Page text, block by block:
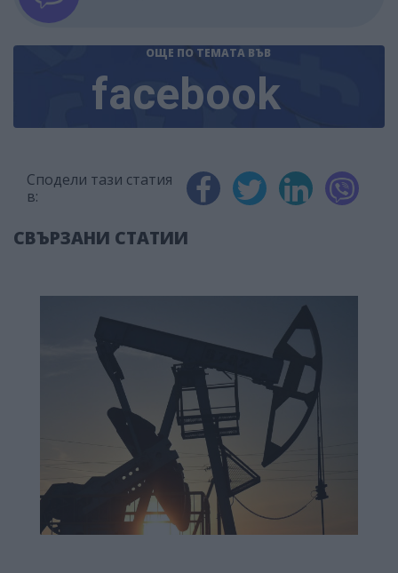
ОЩЕ ПО ТЕМАТА ВЪВ
facebook
Сподели тази статия
в:
СВЪРЗАНИ СТАТИИ